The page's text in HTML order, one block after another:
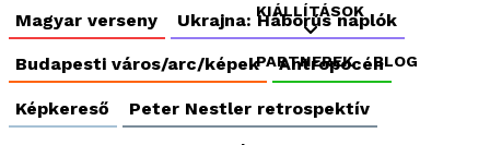
KIÁLLÍTÁSOK
PARTNEREK BLOG
Magyar verseny Ukrajna: Háborús naplók
Budapesti város/arc/képek Antropocén
Képkereső Peter Nestler retrospektív